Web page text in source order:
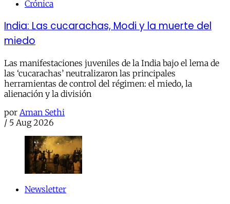
Crónica
India: Las cucarachas, Modi y la muerte del
miedo
Las manifestaciones juveniles de la India bajo el lema de
las ‘cucarachas’ neutralizaron las principales
herramientas de control del régimen: el miedo, la
alienación y la división
por Aman Sethi
/ 5 Aug 2026
Newsletter